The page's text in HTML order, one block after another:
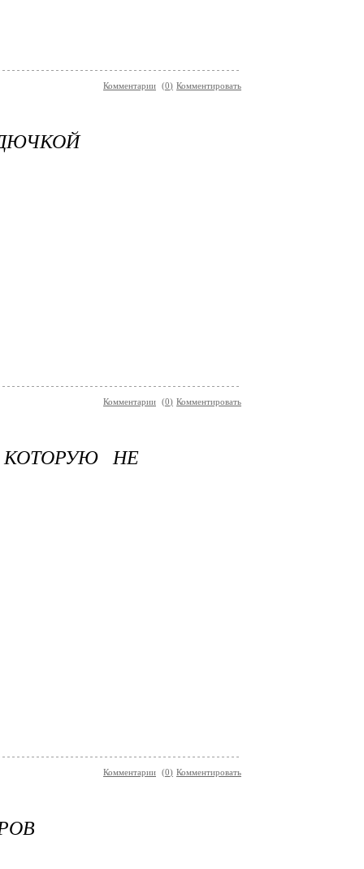
Комментарии (0) Комментировать
Комментарии (0) Комментировать
КОТОРУЮ НЕ
Комментарии (0) Комментировать